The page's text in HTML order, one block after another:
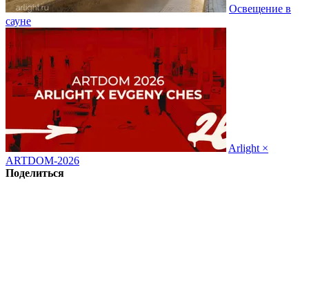
Освещение в
сауне
Arlight ×
ARTDOM-2026
Поделиться